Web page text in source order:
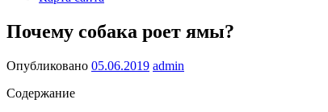
Почему собака роет ямы?
Опубликовано 05.06.2019 admin
Содержание